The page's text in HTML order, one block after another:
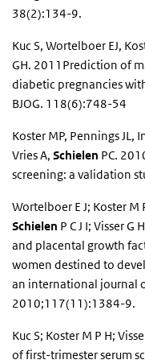
38(2):134-9.
Kuc S, Wortelboer EJ,
GH. 2011Prediction of
diabetic pregnancies
BJOG. 118(6):748-54
Koster MP, Pennings JL,
Vries A, Schielen PC.
screening: a validation
Wortelboer E J; Koster M
Schielen P C J I; Visser
and placental growth
women destined to
an international journal
2010;117(11):1384-9.
Kuc S; Koster M P H;
of first-trimester serum